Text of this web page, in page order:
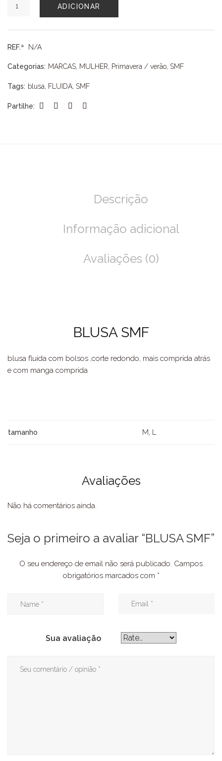
de
SMF
ADICIONAR
REF.ª N/A
Categorias: MARCAS, MULHER, Primavera / verão, SMF
Tags: blusa, FLUIDA, SMF
Partilhe:
Descrição
Informação adicional
Avaliações (0)
BLUSA SMF
blusa fluida com bolsos ,corte redondo, mais comprida atrás
e com manga comprida
tamanho M, L
Avaliações
Não há comentários ainda.
Seja o primeiro a avaliar “BLUSA SMF”
O seu endereço de email não será publicado. Campos
obrigatórios marcados com *
Sua avaliação